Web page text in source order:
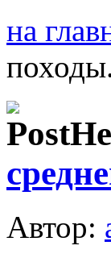
на
Автор: